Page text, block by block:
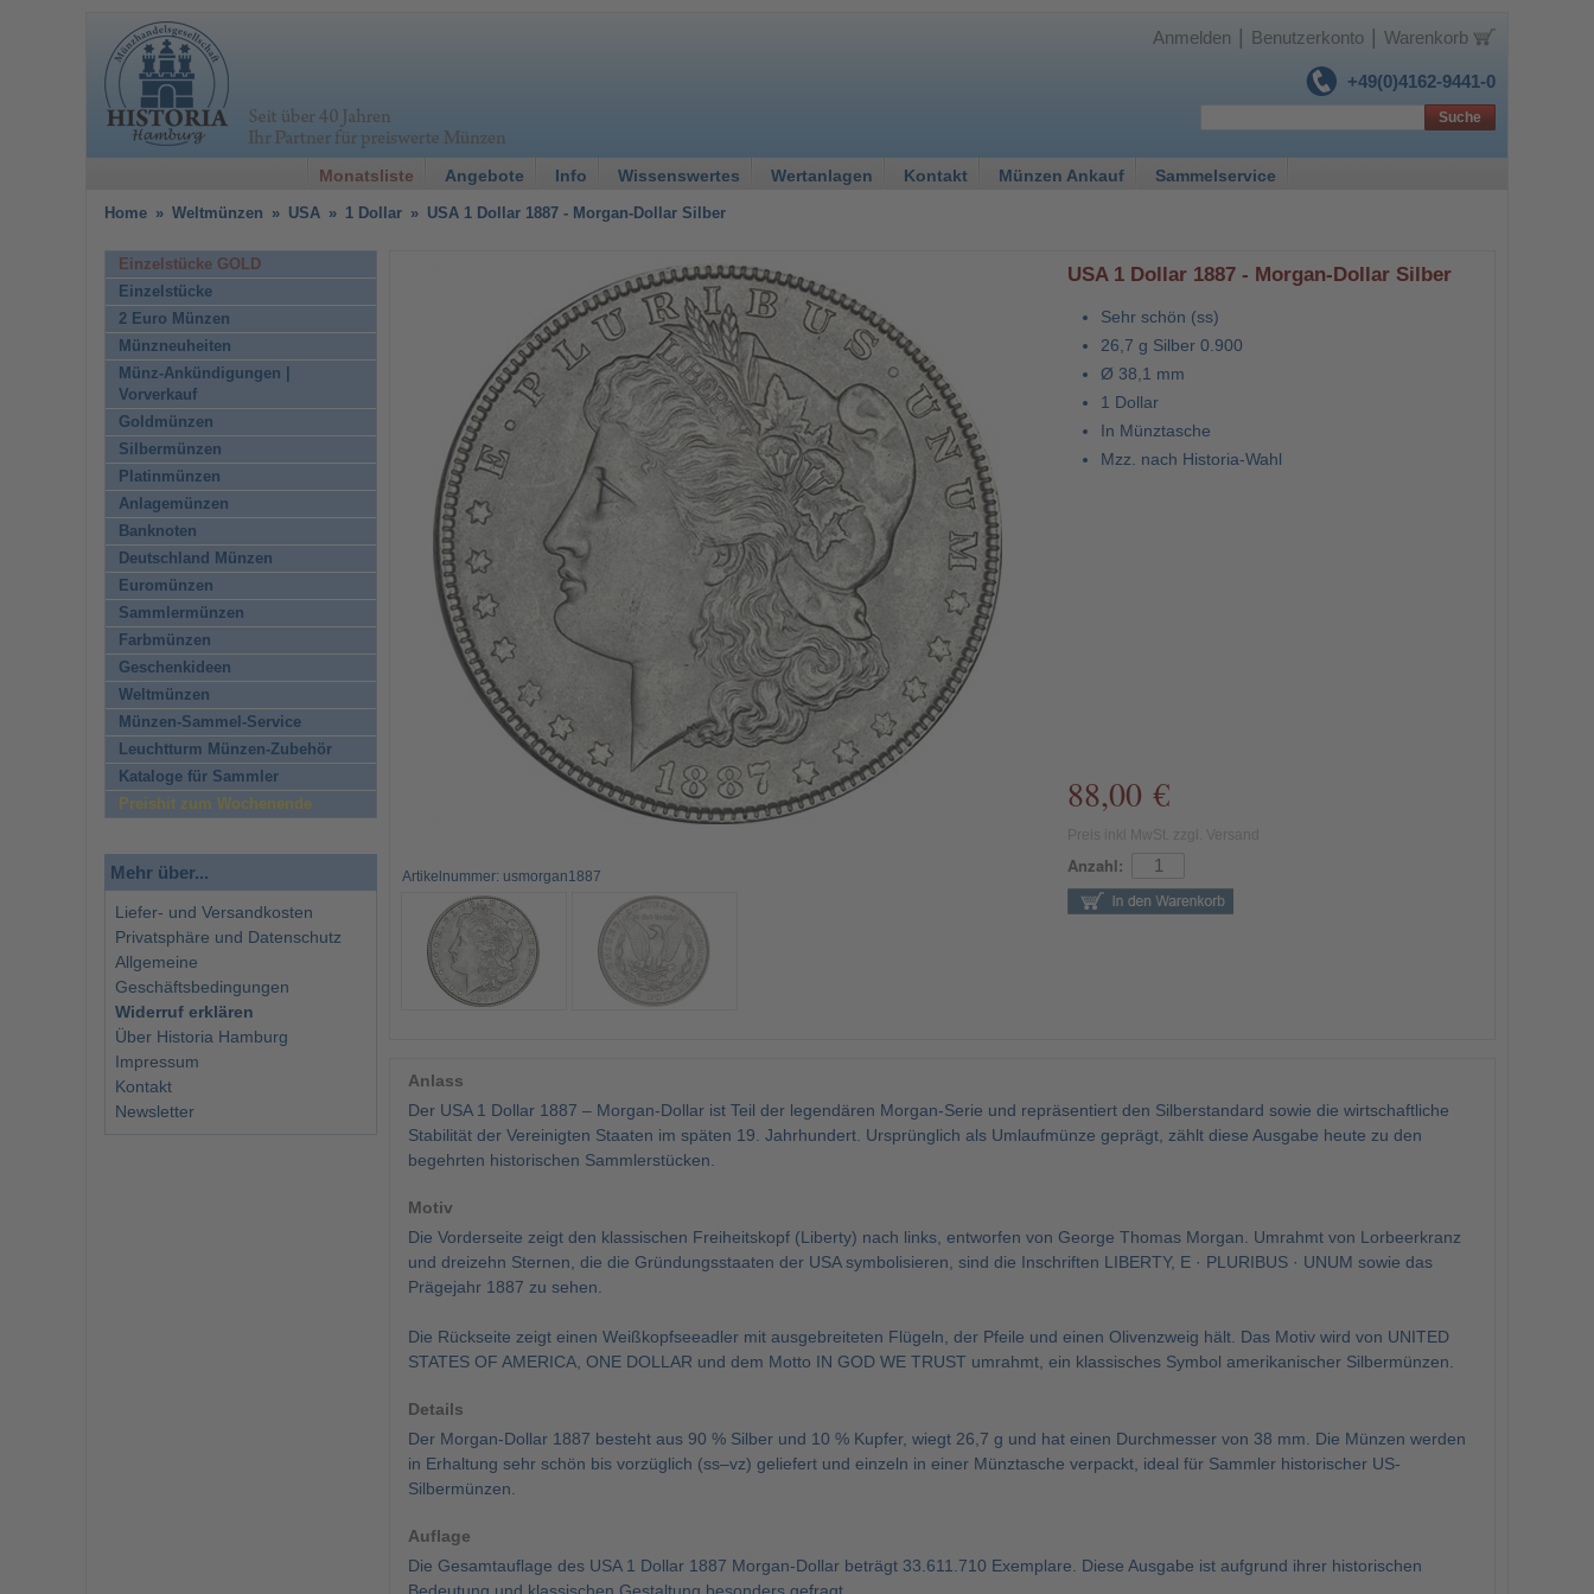
+49(0)4162-9441-0
Anmelden Benutzerkonto Warenkorb
Monatsliste Angebote Info Wissenswertes Wertanlagen Kontakt Münzen Ankauf Sammelservice
Suche
Home » Weltmünzen » USA » 1 Dollar » USA 1 Dollar 1887 - Morgan-Dollar Silber
Artikelnummer: usmorgan1887
USA 1 Dollar 1887 - Morgan-Dollar Silber
Sehr schön (ss)
26,7 g Silber 0.900
Ø 38,1 mm
1 Dollar
In Münztasche
Mzz. nach Historia-Wahl
88,00 €
Anzahl:
Anlass
Der USA 1 Dollar 1887 – Morgan-Dollar ist Teil der legendären Morgan-Serie und repräsentiert den Silberstandard sowie die wirtschaftliche
Stabilität der Vereinigten Staaten im späten 19. Jahrhundert. Ursprünglich als Umlaufmünze geprägt, zählt diese Ausgabe heute zu den
begehrten historischen Sammlerstücken.
Motiv
Die Vorderseite zeigt den klassischen Freiheitskopf (Liberty) nach links, entworfen von George Thomas Morgan. Umrahmt von Lorbeerkranz
und dreizehn Sternen, die die Gründungsstaaten der USA symbolisieren, sind die Inschriften LIBERTY, E · PLURIBUS · UNUM sowie das
Prägejahr 1887 zu sehen.
Die Rückseite zeigt einen Weißkopfseeadler mit ausgebreiteten Flügeln, der Pfeile und einen Olivenzweig hält. Das Motiv wird von UNITED
STATES OF AMERICA, ONE DOLLAR und dem Motto IN GOD WE TRUST umrahmt, ein klassisches Symbol amerikanischer Silbermünzen.
Details
Der Morgan-Dollar 1887 besteht aus 90 % Silber und 10 % Kupfer, wiegt 26,7 g und hat einen Durchmesser von 38 mm. Die Münzen werden
in Erhaltung sehr schön bis vorzüglich (ss–vz) geliefert und einzeln in einer Münztasche verpackt, ideal für Sammler historischer US-
Silbermünzen.
Auflage
Die Gesamtauflage des USA 1 Dollar 1887 Morgan-Dollar beträgt 33.611.710 Exemplare. Diese Ausgabe ist aufgrund ihrer historischen
Einzelstücke GOLD
Einzelstücke
2 Euro Münzen
Münzneuheiten
Münz-Ankündigungen |
Vorverkauf
Goldmünzen
Silbermünzen
Platinmünzen
Anlagemünzen
Banknoten
Deutschland Münzen
Euromünzen
Sammlermünzen
Farbmünzen
Geschenkideen
Weltmünzen
Münzen-Sammel-Service
Leuchtturm Münzen-Zubehör
Kataloge für Sammler
Preishit zum Wochenende
Mehr über...
Liefer- und Versandkosten
Privatsphäre und Datenschutz
Allgemeine
Geschäftsbedingungen
Widerruf erklären
Über Historia Hamburg
Impressum
Kontakt
Newsletter